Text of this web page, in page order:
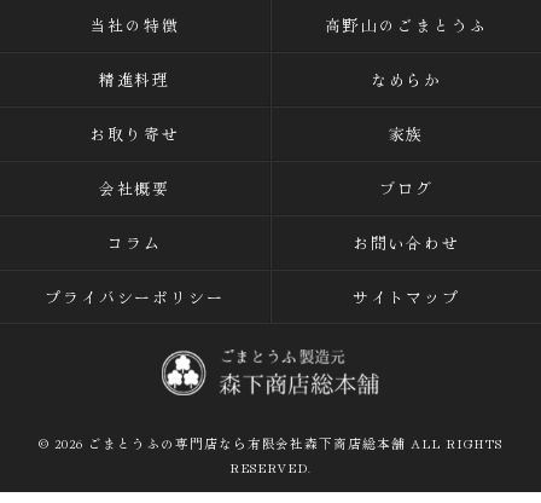
当社の特徴 高野山のごまとうふ
精進料理 なめらか
お取り寄せ 家族
会社概要 ブログ
コラム お問い合わせ
プライバシーポリシー サイトマップ
© 2026 ごまとうふの専門店なら有限会社森下商店総本舗 ALL RIGHTS
RESERVED.